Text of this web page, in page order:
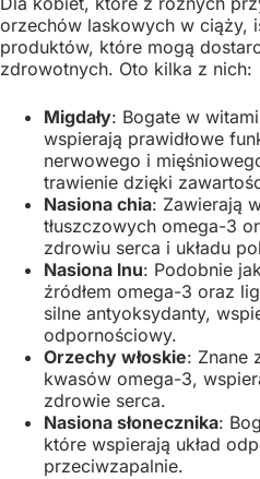
orzechów laskowych w ciąży,
produktów, które mogą
zdrowotnych. Oto kilka z nich:
Migdały: Bogate w
wspierają prawidłowe
nerwowego i
trawienie dzięki
Nasiona chia: Zawierają
tłuszczowych omega-3
zdrowiu serca i układu
Nasiona lnu: Podobnie
źródłem omega-3 oraz
silne antyoksydanty,
odpornościowy.
Orzechy włoskie: Znane
kwasów omega-3,
zdrowie serca.
Nasiona słonecznika:
które wspierają układ
przeciwzapalnie.